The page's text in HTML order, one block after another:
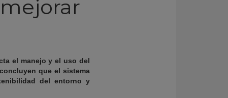
el manejo y el uso del
que el sistema
del entorno y